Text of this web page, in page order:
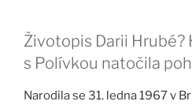
Životopis Darii Hrubé?
s Polívkou natočila
Narodila se 31. ledna 1967 v